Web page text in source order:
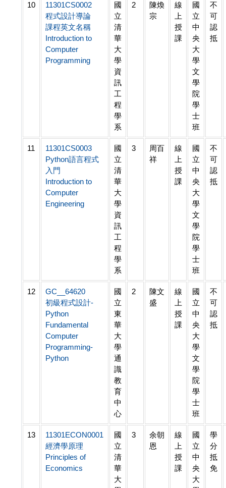
10
11301CS0002
程式設計導論
課程英文名稱
Introduction to
Computer
Programming
國
立
清
華
大
學
資
訊
工
程
學
系
2
陳煥
宗
線
上
授
課
國
立
中
央
大
學
文
學
院
學
士
班
不
可
認
抵
11
11301CS0003
Python語言程式
入門
Introduction to
Computer
Engineering
國
立
清
華
大
學
資
訊
工
程
學
系
3
周百
祥
線
上
授
課
國
立
中
央
大
學
文
學
院
學
士
班
不
可
認
抵
12
GC__64620
初級程式設計-
Python
Fundamental
Computer
Programming-
Python
國
立
東
華
大
學
通
識
教
育
中
心
2
陳文
盛
線
上
授
課
國
立
中
央
大
學
文
學
院
學
士
班
不
可
認
抵
13
11301ECON0001
經濟學原理
Principles of
Economics
國
立
清
華
大
3
余朝
恩
線
上
授
課
國
立
中
央
大
學
分
抵
免